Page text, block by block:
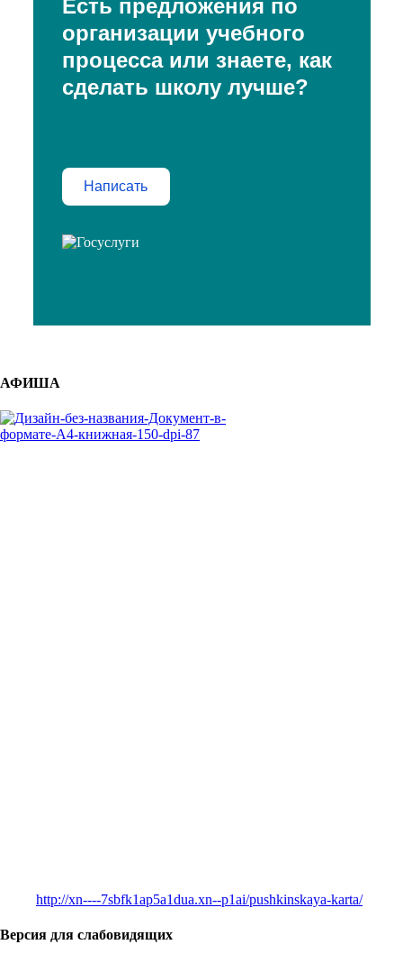
Есть предложения по
организации учебного
процесса или знаете, как
сделать школу лучше?
Написать
АФИША
http://xn----7sbfk1ap5a1dua.xn--p1ai/pushkinskaya-karta/
Версия для слабовидящих